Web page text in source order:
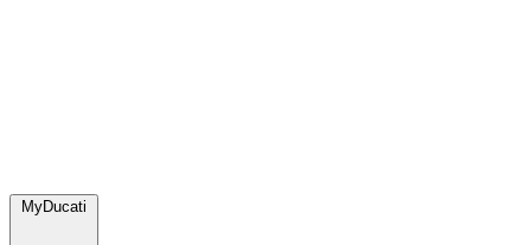
MyDucati